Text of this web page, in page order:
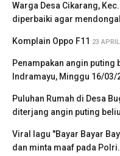
Warga Desa Cikarang,
diperbaiki agar
Komplain Oppo F11 23
Penampakan angin puting
Indramayu, Minggu 16/03/
Puluhan Rumah di Desa
diterjang angin puting
Viral lagu "Bayar Bayar
dan minta maaf pada Polri.